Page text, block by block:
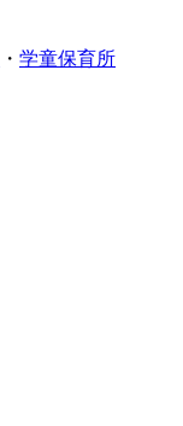
・ 学童保育所